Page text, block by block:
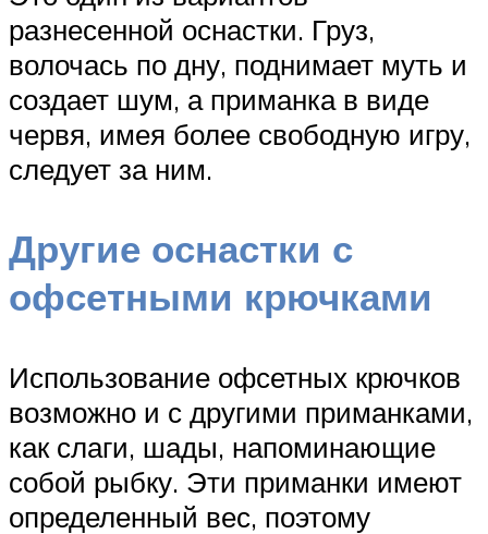
разнесенной оснастки. Груз,
волочась по дну, поднимает муть и
создает шум, а приманка в виде
червя, имея более свободную игру,
следует за ним.
Другие оснастки с
офсетными крючками
Использование офсетных крючков
возможно и с другими приманками,
как слаги, шады, напоминающие
собой рыбку. Эти приманки имеют
определенный вес, поэтому